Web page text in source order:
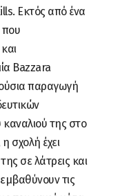
Εκτός από ένα
Bazzara
παραγωγή
της στο
σχολή έχει
σε λάτρεις και
τις